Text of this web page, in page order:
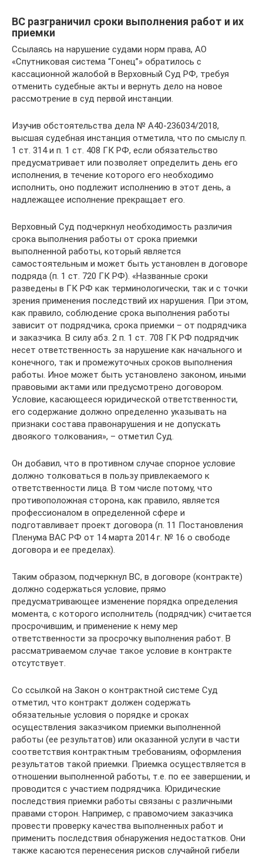
ВС разграничил сроки выполнения работ и их
приемки
Ссылаясь на нарушение судами норм права, АО
«Спутниковая система “Гонец”» обратилось с
кассационной жалобой в Верховный Суд РФ, требуя
отменить судебные акты и вернуть дело на новое
рассмотрение в суд первой инстанции.
Изучив обстоятельства дела № А40-236034/2018,
высшая судебная инстанция отметила, что по смыслу п.
1 ст. 314 и п. 1 ст. 408 ГК РФ, если обязательство
предусматривает или позволяет определить день его
исполнения, в течение которого его необходимо
исполнить, оно подлежит исполнению в этот день, а
надлежащее исполнение прекращает его.
Верховный Суд подчеркнул необходимость различия
срока выполнения работы от срока приемки
выполненной работы, который является
самостоятельным и может быть установлен в договоре
подряда (п. 1 ст. 720 ГК РФ). «Названные сроки
разведены в ГК РФ как терминологически, так и с точки
зрения применения последствий их нарушения. При этом,
как правило, соблюдение срока выполнения работы
зависит от подрядчика, срока приемки – от подрядчика
и заказчика. В силу абз. 2 п. 1 ст. 708 ГК РФ подрядчик
несет ответственность за нарушение как начального и
конечного, так и промежуточных сроков выполнения
работы. Иное может быть установлено законом, иными
правовыми актами или предусмотрено договором.
Условие, касающееся юридической ответственности,
его содержание должно определенно указывать на
признаки состава правонарушения и не допускать
двоякого толкования», – отметил Суд.
Он добавил, что в противном случае спорное условие
должно толковаться в пользу привлекаемого к
ответственности лица. В том числе потому, что
противоположная сторона, как правило, является
профессионалом в определенной сфере и
подготавливает проект договора (п. 11 Постановления
Пленума ВАС РФ от 14 марта 2014 г. № 16 о свободе
договора и ее пределах).
Таким образом, подчеркнул ВС, в договоре (контракте)
должно содержаться условие, прямо
предусматривающее изменение порядка определения
момента, с которого исполнитель (подрядчик) считается
просрочившим, и применение к нему мер
ответственности за просрочку выполнения работ. В
рассматриваемом случае такое условие в контракте
отсутствует.
Со ссылкой на Закон о контрактной системе Суд
отметил, что контракт должен содержать
обязательные условия о порядке и сроках
осуществления заказчиком приемки выполненной
работы (ее результатов) или оказанной услуги в части
соответствия контрактным требованиям, оформления
результатов такой приемки. Приемка осуществляется в
отношении выполненной работы, т.е. по ее завершении, и
проводится с участием подрядчика. Юридические
последствия приемки работы связаны с различными
правами сторон. Например, с правомочием заказчика
провести проверку качества выполненных работ и
применить последствия обнаружения недостатков. Они
также касаются перенесения рисков случайной гибели